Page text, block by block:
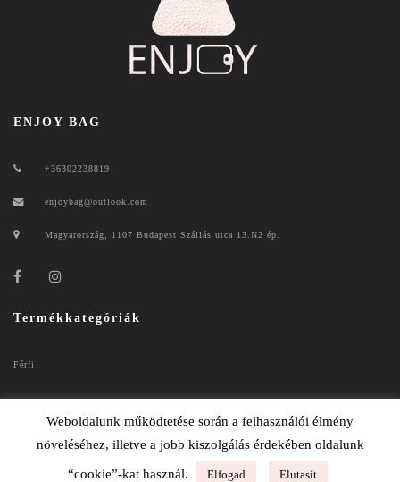
ENJOY BAG
+36302238819
enjoybag@outlook.com
Magyarország, 1107 Budapest Szállás utca 13.N2 ép.
Termékkategóriák
Férfi
Weboldalunk működtetése során a felhasználói élmény
növeléséhez, illetve a jobb kiszolgálás érdekében oldalunk
“cookie”-kat használ. Elfogad Elutasít